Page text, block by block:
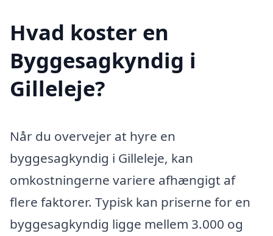
Hvad koster en
Byggesagkyndig i
Gilleleje?
Når du overvejer at hyre en
byggesagkyndig i Gilleleje, kan
omkostningerne variere afhængigt af
flere faktorer. Typisk kan priserne for en
byggesagkyndig ligge mellem 3.000 og